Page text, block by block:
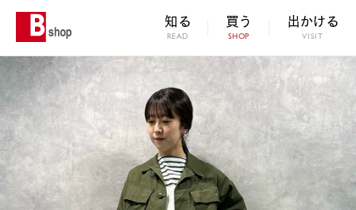
知る
READ
買う
SHOP
出かける
VISIT